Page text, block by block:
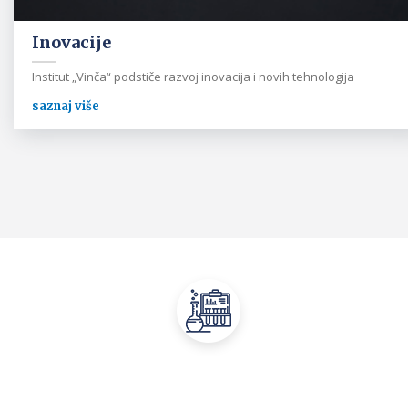
Inovacije
Institut „Vinča“ podstiče razvoj inovacija i novih tehnologija
saznaj više